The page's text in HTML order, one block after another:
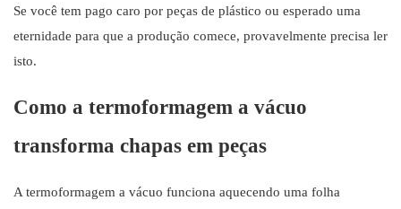
Se você tem pago caro por peças de plástico ou esperado uma
eternidade para que a produção comece, provavelmente precisa ler
isto.
Como a termoformagem a vácuo
transforma chapas em peças
A termoformagem a vácuo funciona aquecendo uma folha